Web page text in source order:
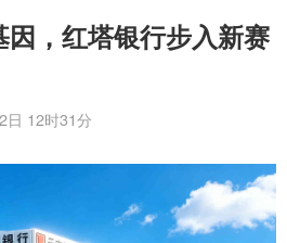
，红塔银行步入新赛
日 12时31分